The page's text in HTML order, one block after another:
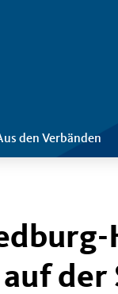
den Verbänden
der